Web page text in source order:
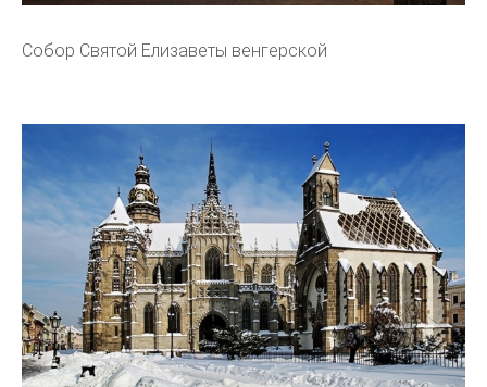
Собор Святой Елизаветы венгерской